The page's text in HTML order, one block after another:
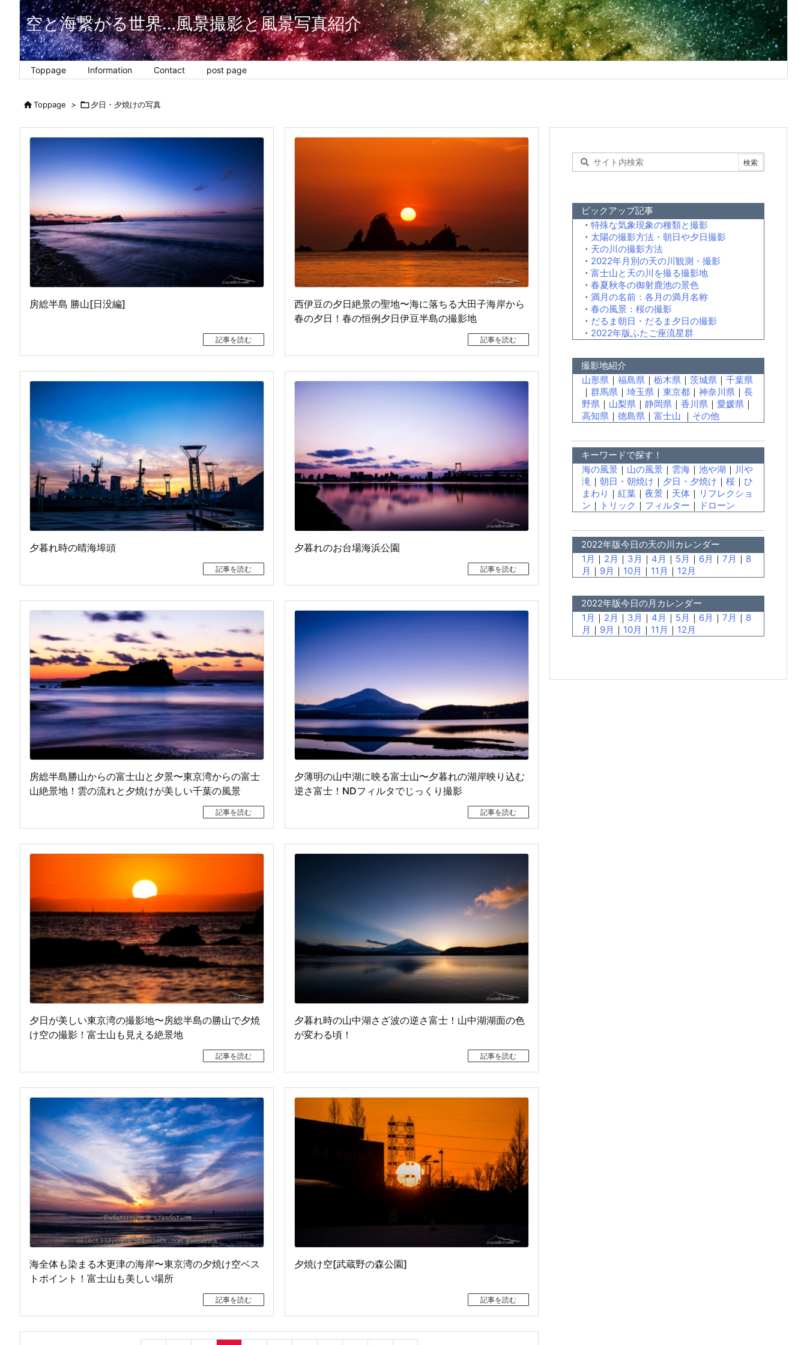
空と海繋がる世界…風景撮影と風景写真紹介
Toppage Information Contact post page
Toppage > 夕日・夕焼けの写真
房総半島 勝山[日没編]
記事を読む
西伊豆の夕日絶景の聖地〜海に落ちる大田子海岸から
春の夕日！春の恒例夕日伊豆半島の撮影地
記事を読む
夕暮れ時の晴海埠頭
記事を読む
夕暮れのお台場海浜公園
記事を読む
房総半島勝山からの富士山と夕景〜東京湾からの富士
山絶景地！雲の流れと夕焼けが美しい千葉の風景
記事を読む
夕薄明の山中湖に映る富士山〜夕暮れの湖岸映り込む
逆さ富士！NDフィルタでじっくり撮影
記事を読む
夕日が美しい東京湾の撮影地〜房総半島の勝山で夕焼
け空の撮影！富士山も見える絶景地
記事を読む
夕暮れ時の山中湖さざ波の逆さ富士！山中湖湖面の色
が変わる頃！
記事を読む
海全体も染まる木更津の海岸〜東京湾の夕焼け空ベス
トポイント！富士山も美しい場所
記事を読む
夕焼け空[武蔵野の森公園]
記事を読む
ピックアップ記事
・ 特殊な気象現象の種類と撮影
・ 太陽の撮影方法・朝日や夕日撮影
・ 天の川の撮影方法
・ 2022年月別の天の川観測・撮影
・ 富士山と天の川を撮る撮影地
・ 春夏秋冬の御射鹿池の景色
・ 満月の名前：各月の満月名称
・ 春の風景：桜の撮影
・ だるま朝日・だるま夕日の撮影
・ 2022年版ふたご座流星群
撮影地紹介
山形県 ｜ 福島県 ｜ 栃木県 ｜ 茨城県 ｜ 千葉県
｜ 群馬県 ｜ 埼玉県 ｜ 東京都 ｜ 神奈川県 ｜ 長
野県 ｜ 山梨県 ｜ 静岡県 ｜ 香川県 ｜ 愛媛県 ｜
高知県 ｜ 徳島県 ｜ 富士山 ｜ その他
キーワードで探す！
海の風景 ｜ 山の風景 ｜ 雲海 ｜ 池や湖 ｜ 川や
滝 ｜ 朝日・朝焼け ｜ 夕日・夕焼け ｜ 桜 ｜ ひ
まわり ｜ 紅葉 ｜ 夜景 ｜ 天体 ｜ リフレクショ
ン ｜ トリック ｜ フィルター ｜ ドローン
2022年版今日の天の川カレンダー
1月 ｜ 2月 ｜ 3月 ｜ 4月 ｜ 5月 ｜ 6月 ｜ 7月 ｜ 8
月 ｜ 9月 ｜ 10月 ｜ 11月 ｜ 12月
2022年版今日の月カレンダー
1月 ｜ 2月 ｜ 3月 ｜ 4月 ｜ 5月 ｜ 6月 ｜ 7月 ｜ 8
月 ｜ 9月 ｜ 10月 ｜ 11月 ｜ 12月